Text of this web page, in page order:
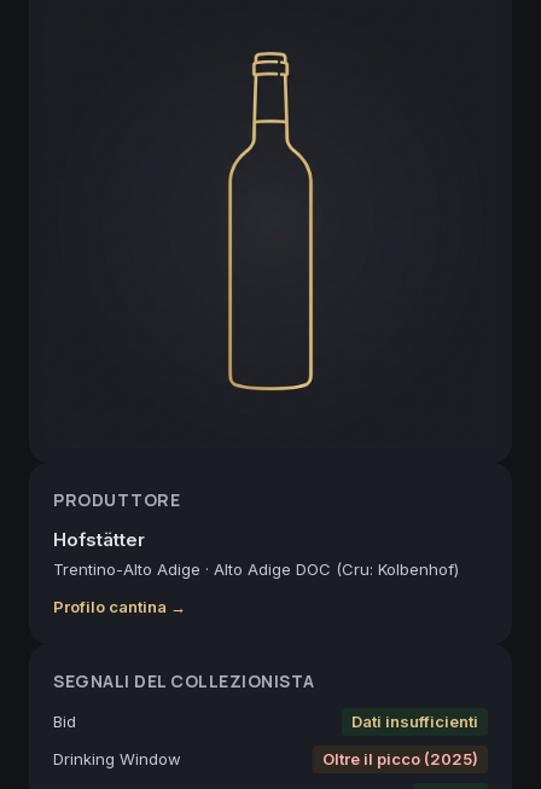
PRODUTTORE
Hofstätter
Trentino-Alto Adige · Alto Adige DOC (Cru: Kolbenhof)
Profilo cantina →
SEGNALI DEL COLLEZIONISTA
Bid
Dati insufficienti
Drinking Window
Oltre il picco (2025)